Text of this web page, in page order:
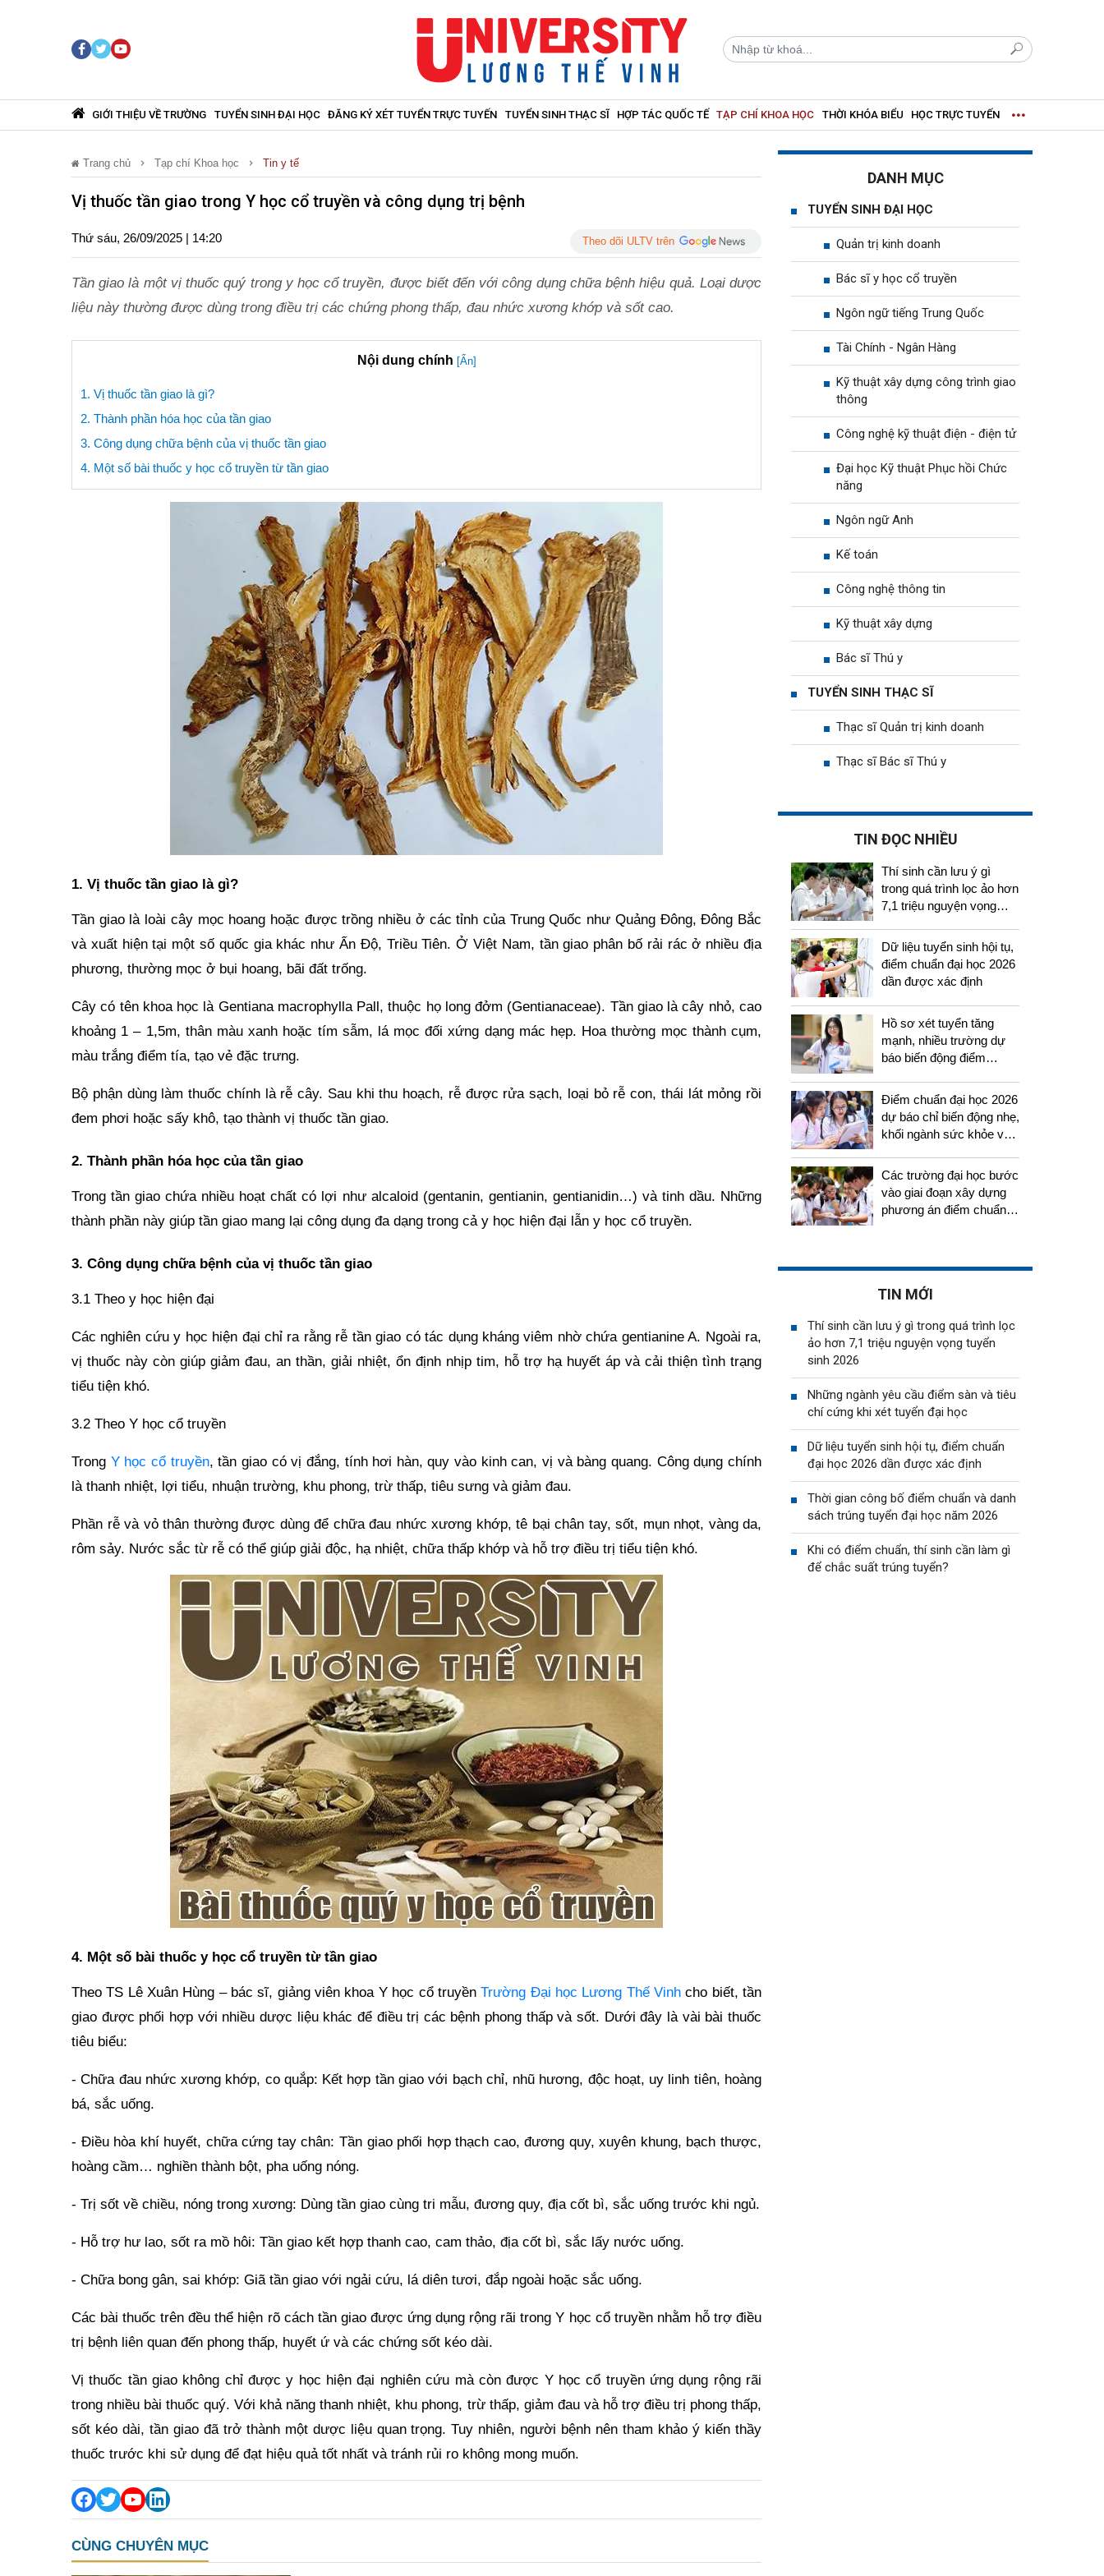
GIỚI THIỆU VỀ TRƯỜNG TUYỂN SINH ĐẠI HỌC ĐĂNG KÝ XÉT TUYỂN TRỰC TUYẾN TUYỂN SINH THẠC SĨ HỢP TÁC QUỐC TẾ TẠP CHÍ KHOA HỌC THỜI KHÓA BIỂU HỌC TRỰC TUYẾN
Trang chủ Tạp chí Khoa học Tin y tế
Vị thuốc tần giao trong Y học cổ truyền và công dụng trị bệnh
Thứ sáu, 26/09/2025 | 14:20 Theo dõi ULTV trên
Tần giao là một vị thuốc quý trong y học cổ truyền, được biết đến với công dụng chữa bệnh hiệu quả. Loại dược
liệu này thường được dùng trong điều trị các chứng phong thấp, đau nhức xương khớp và sốt cao.
Nội dung chính [Ẩn]
1. Vị thuốc tần giao là gì?
2. Thành phần hóa học của tần giao
3. Công dụng chữa bệnh của vị thuốc tần giao
4. Một số bài thuốc y học cổ truyền từ tần giao
1. Vị thuốc tần giao là gì?
Tần giao là loài cây mọc hoang hoặc được trồng nhiều ở các tỉnh của Trung Quốc như Quảng Đông, Đông Bắc
và xuất hiện tại một số quốc gia khác như Ấn Độ, Triều Tiên. Ở Việt Nam, tần giao phân bố rải rác ở nhiều địa
phương, thường mọc ở bụi hoang, bãi đất trống.
Cây có tên khoa học là Gentiana macrophylla Pall, thuộc họ long đởm (Gentianaceae). Tần giao là cây nhỏ, cao
khoảng 1 – 1,5m, thân màu xanh hoặc tím sẫm, lá mọc đối xứng dạng mác hẹp. Hoa thường mọc thành cụm,
màu trắng điểm tía, tạo vẻ đặc trưng.
Bộ phận dùng làm thuốc chính là rễ cây. Sau khi thu hoạch, rễ được rửa sạch, loại bỏ rễ con, thái lát mỏng rồi
đem phơi hoặc sấy khô, tạo thành vị thuốc tần giao.
2. Thành phần hóa học của tần giao
Trong tần giao chứa nhiều hoạt chất có lợi như alcaloid (gentanin, gentianin, gentianidin…) và tinh dầu. Những
thành phần này giúp tần giao mang lại công dụng đa dạng trong cả y học hiện đại lẫn y học cổ truyền.
3. Công dụng chữa bệnh của vị thuốc tần giao
3.1 Theo y học hiện đại
Các nghiên cứu y học hiện đại chỉ ra rằng rễ tần giao có tác dụng kháng viêm nhờ chứa gentianine A. Ngoài ra,
vị thuốc này còn giúp giảm đau, an thần, giải nhiệt, ổn định nhịp tim, hỗ trợ hạ huyết áp và cải thiện tình trạng
tiểu tiện khó.
3.2 Theo Y học cổ truyền
Trong Y học cổ truyền, tần giao có vị đắng, tính hơi hàn, quy vào kinh can, vị và bàng quang. Công dụng chính
là thanh nhiệt, lợi tiểu, nhuận trường, khu phong, trừ thấp, tiêu sưng và giảm đau.
Phần rễ và vỏ thân thường được dùng để chữa đau nhức xương khớp, tê bại chân tay, sốt, mụn nhọt, vàng da,
rôm sảy. Nước sắc từ rễ có thể giúp giải độc, hạ nhiệt, chữa thấp khớp và hỗ trợ điều trị tiểu tiện khó.
4. Một số bài thuốc y học cổ truyền từ tần giao
Theo TS Lê Xuân Hùng – bác sĩ, giảng viên khoa Y học cổ truyềnTrường Đại học Lương Thế Vinhcho biết, tần
giao được phối hợp với nhiều dược liệu khác để điều trị các bệnh phong thấp và sốt. Dưới đây là vài bài thuốc
tiêu biểu:
- Chữa đau nhức xương khớp, co quắp: Kết hợp tần giao với bạch chỉ, nhũ hương, độc hoạt, uy linh tiên, hoàng
bá, sắc uống.
- Điều hòa khí huyết, chữa cứng tay chân: Tần giao phối hợp thạch cao, đương quy, xuyên khung, bạch thược,
hoàng cầm… nghiền thành bột, pha uống nóng.
- Trị sốt về chiều, nóng trong xương: Dùng tần giao cùng tri mẫu, đương quy, địa cốt bì, sắc uống trước khi ngủ.
- Hỗ trợ hư lao, sốt ra mồ hôi: Tần giao kết hợp thanh cao, cam thảo, địa cốt bì, sắc lấy nước uống.
- Chữa bong gân, sai khớp: Giã tần giao với ngải cứu, lá diên tươi, đắp ngoài hoặc sắc uống.
Các bài thuốc trên đều thể hiện rõ cách tần giao được ứng dụng rộng rãi trong Y học cổ truyền nhằm hỗ trợ điều
trị bệnh liên quan đến phong thấp, huyết ứ và các chứng sốt kéo dài.
Vị thuốc tần giao không chỉ được y học hiện đại nghiên cứu mà còn được Y học cổ truyền ứng dụng rộng rãi
trong nhiều bài thuốc quý. Với khả năng thanh nhiệt, khu phong, trừ thấp, giảm đau và hỗ trợ điều trị phong thấp,
sốt kéo dài, tần giao đã trở thành một dược liệu quan trọng. Tuy nhiên, người bệnh nên tham khảo ý kiến thầy
thuốc trước khi sử dụng để đạt hiệu quả tốt nhất và tránh rủi ro không mong muốn.
CÙNG CHUYÊN MỤC
DANH MỤC
TUYỂN SINH ĐẠI HỌC
Quản trị kinh doanh
Bác sĩ y học cổ truyền
Ngôn ngữ tiếng Trung Quốc
Tài Chính - Ngân Hàng
Kỹ thuật xây dựng công trình giao
thông
Công nghệ kỹ thuật điện - điện tử
Đại học Kỹ thuật Phục hồi Chức
năng
Ngôn ngữ Anh
Kế toán
Công nghệ thông tin
Kỹ thuật xây dựng
Bác sĩ Thú y
TUYỂN SINH THẠC SĨ
Thạc sĩ Quản trị kinh doanh
Thạc sĩ Bác sĩ Thú y
TIN ĐỌC NHIỀU
Thí sinh cần lưu ý gì
trong quá trình lọc ảo hơn
7,1 triệu nguyện vọng
Dữ liệu tuyển sinh hội tụ,
điểm chuẩn đại học 2026
dần được xác định
Hồ sơ xét tuyển tăng
mạnh, nhiều trường dự
báo biến động điểm
Điểm chuẩn đại học 2026
dự báo chỉ biến động nhẹ,
khối ngành sức khỏe vẫn
Các trường đại học bước
vào giai đoạn xây dựng
phương án điểm chuẩn,
TIN MỚI
Thí sinh cần lưu ý gì trong quá trình lọc
ảo hơn 7,1 triệu nguyện vọng tuyển
sinh 2026
Những ngành yêu cầu điểm sàn và tiêu
chí cứng khi xét tuyển đại học
Dữ liệu tuyển sinh hội tụ, điểm chuẩn
đại học 2026 dần được xác định
Thời gian công bố điểm chuẩn và danh
sách trúng tuyển đại học năm 2026
Khi có điểm chuẩn, thí sinh cần làm gì
để chắc suất trúng tuyển?